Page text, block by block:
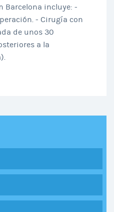
Barcelona incluye: -
- Cirugía con
de unos 30
a la